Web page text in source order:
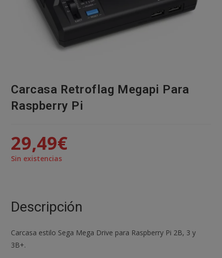
Carcasa Retroflag Megapi Para
Raspberry Pi
29,49€
Sin existencias
Descripción
Carcasa estilo Sega Mega Drive para Raspberry Pi 2B, 3 y
3B+.